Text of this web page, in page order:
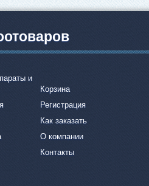
и
Корзина
Регистрация
Как заказать
О компании
Контакты